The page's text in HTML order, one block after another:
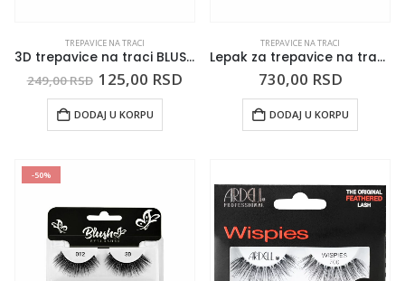
TREPAVICE NA TRACI
3D trepavice na traci BLUSH 0117
249,00RSD 125,00 RSD
DODAJ U KORPU
TREPAVICE NA TRACI
Lepak za trepavice na traci DUO Candy Providni 7g
730,00 RSD
DODAJ U KORPU
-50%